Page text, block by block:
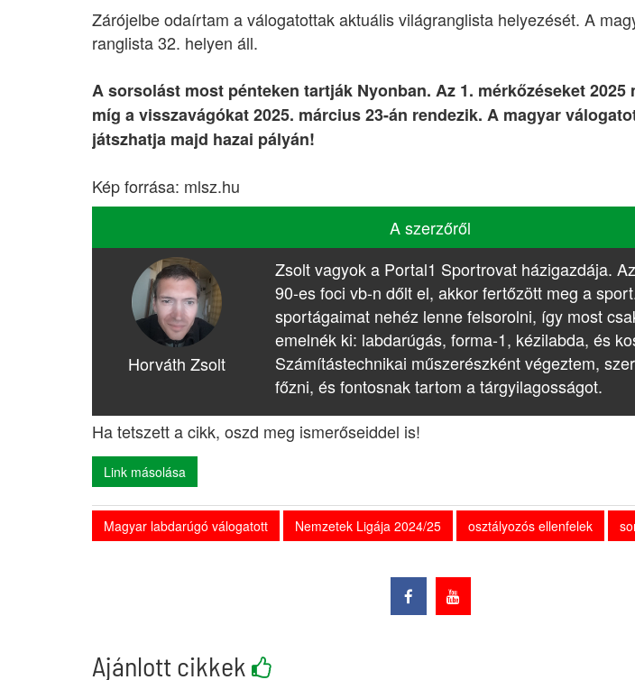
Zárójelbe odaírtam a válogatottak aktuális világranglista helyezését. A
ranglista 32. helyen áll.
A sorsolást most pénteken tartják Nyonban. Az 1. mérkőzéseket 2025
míg a visszavágókat 2025. március 23-án rendezik. A magyar
játszhatja majd hazai pályán!
Kép forrása: mlsz.hu
A szerzőről
Horváth Zsolt
Zsolt vagyok a Portal1 Sportrovat házigazdája.
90-es foci vb-n dőlt el, akkor fertőzött meg a
sportágaimat nehéz lenne felsorolni, így most
emelnék ki: labdarúgás, forma-1, kézilabda, és
Számítástechnikai műszerészként végeztem,
főzni, és fontosnak tartom a tárgyilagosságot.
Ha tetszett a cikk, oszd meg ismerőseiddel is!
Link másolása
Magyar labdarúgó válogatott Nemzetek Ligája 2024/25 osztályozós ellenfelek
Ajánlott cikkek